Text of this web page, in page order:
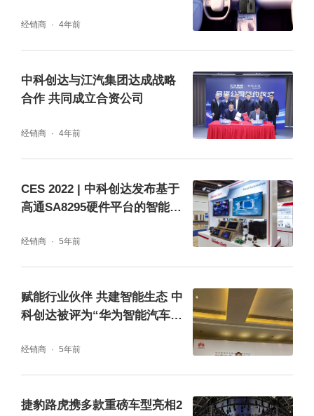
经销商 4年前
中科创达与江汽集团达成战略
合作 共同成立合资公司
经销商 4年前
CES 2022 | 中科创达发布基于
高通SA8295硬件平台的智能座
经销商 5年前
赋能行业伙伴 共建智能生态 中
科创达被评为“华为智能汽车解
经销商 5年前
捷豹路虎携多款重磅车型亮相2